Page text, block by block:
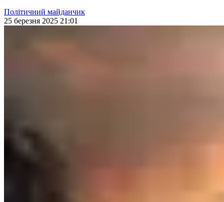
Політичний майданчик
25 березня 2025 21:01